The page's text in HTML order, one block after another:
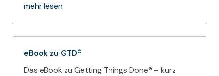
mehr lesen
eBook zu GTD®
Das eBook zu Getting Things Done® – kurz